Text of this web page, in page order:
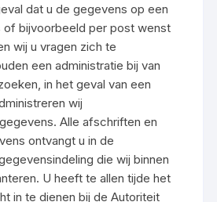
dat u de gegevens op een
of bijvoorbeeld per post wenst
wij u vragen zich te
een administratie bij van
in het geval van een
wij
Alle afschriften en
ontvangt u in de
die wij binnen
U heeft te allen tijde het
in te dienen bij de Autoriteit